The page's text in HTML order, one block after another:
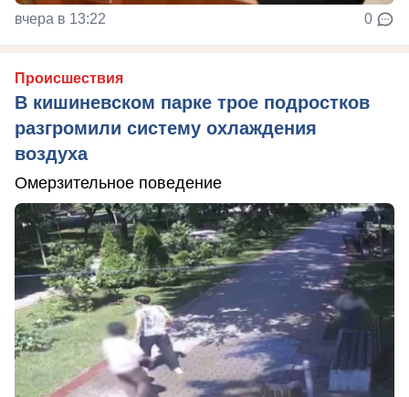
вчера в 13:22 0
Происшествия
В кишиневском парке трое подростков
разгромили систему охлаждения
воздуха
Омерзительное поведение